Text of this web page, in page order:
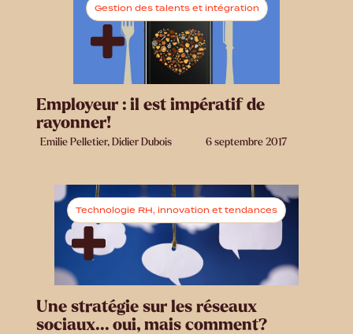
Gestion des talents et intégration
Employeur : il est impératif de
rayonner!
Emilie Pelletier, Didier Dubois 6 septembre 2017
Technologie RH, innovation et tendances
Une stratégie sur les réseaux
sociaux... oui, mais comment?